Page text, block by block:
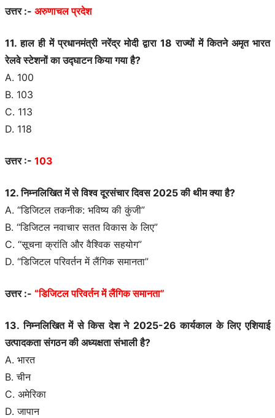
उत्तर :- अरुणाचल प्रदेश
11. हाल ही में प्रधानमंत्री नरेंद्र मोदी द्वारा 18 राज्यों में कितने अमृत भारत
रेलवे स्टेशनों का उद्घाटन किया गया है?
A. 100
B. 103
C. 113
D. 118
उत्तर :- 103
12. निम्नलिखित में से विश्व दूरसंचार दिवस 2025 की थीम क्या है?
A. “डिजिटल तकनीक: भविष्य की कुंजी”
B. “डिजिटल नवाचार सतत विकास के लिए”
C. “सूचना क्रांति और वैश्विक सहयोग”
D. “डिजिटल परिवर्तन में लैंगिक समानता”
उत्तर :- “डिजिटल परिवर्तन में लैंगिक समानता”
13. निम्नलिखित में से किस देश ने 2025-26 कार्यकाल के लिए एशियाई
उत्पादकता संगठन की अध्यक्षता संभाली है?
A. भारत
B. चीन
C. अमेरिका
D. जापान